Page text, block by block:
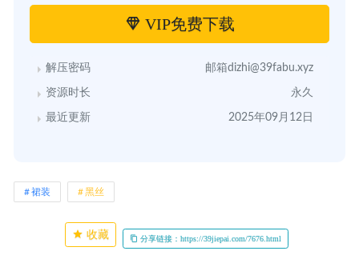
VIP免费下载
解压密码 邮箱dizhi@39fabu.xyz
资源时长 永久
最近更新 2025年09月12日
裙装 黑丝
收藏 分享链接：https://39jiepai.com/7676.html